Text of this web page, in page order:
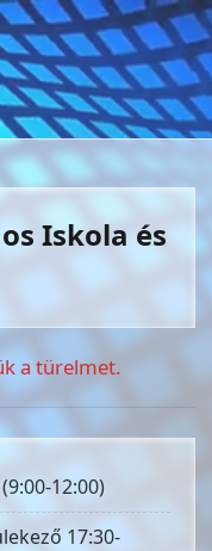
Iskola és
a türelmet.
12:00)
17:30-